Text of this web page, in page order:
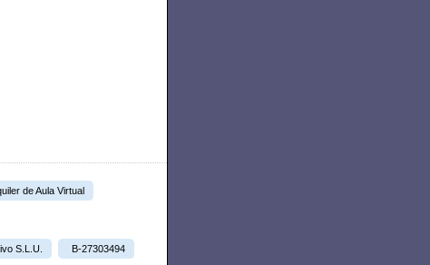
de Aula Virtual
S.L.U. B-27303494